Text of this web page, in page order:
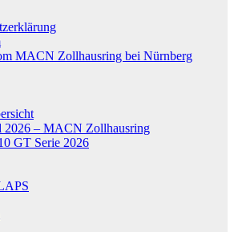
MACN Zollhausring bei Nürnberg
2026 – MACN Zollhausring
GT Serie 2026